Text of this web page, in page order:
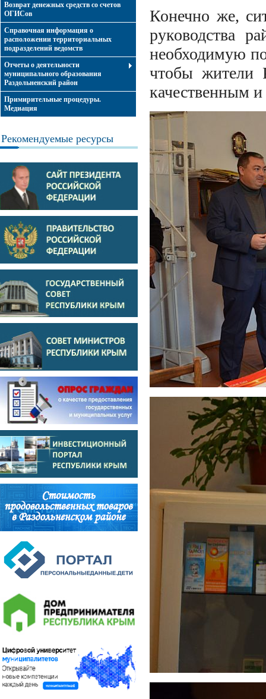
Возврат денежных средств со счетов
ОГИСов
Справочная информация о
расположении территориальных
подразделений ведомств
Отчеты о деятельности
муниципального образования
Раздольненский район
Примирительные процедуры.
Медиация
Рекомендуемые ресурсы
Конечно же,
руководства
необходимую
чтобы жители
качественным